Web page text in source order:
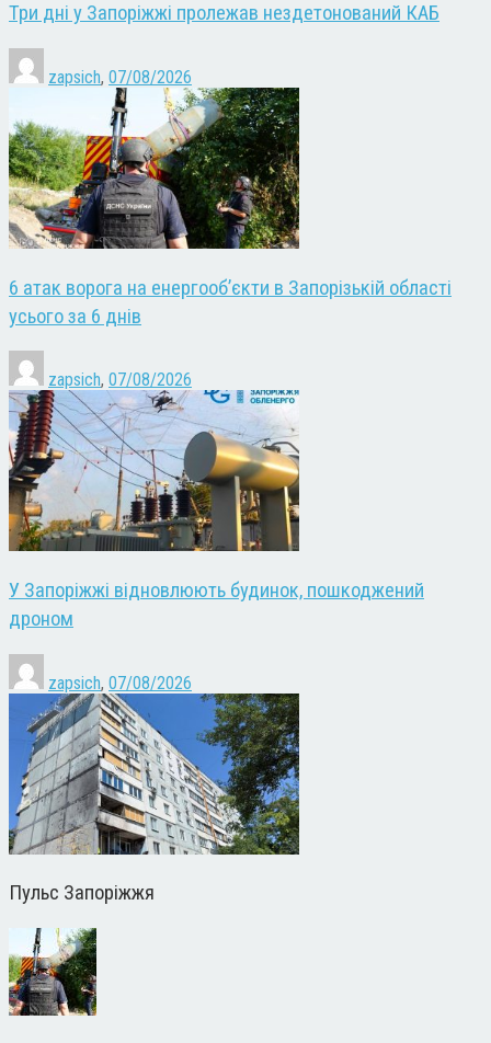
Три дні у Запоріжжі пролежав нездетонований КАБ
zapsich, 07/08/2026
6 атак ворога на енергооб’єкти в Запорізькій області
усього за 6 днів
zapsich, 07/08/2026
У Запоріжжі відновлюють будинок, пошкоджений
дроном
zapsich, 07/08/2026
Пульс Запоріжжя